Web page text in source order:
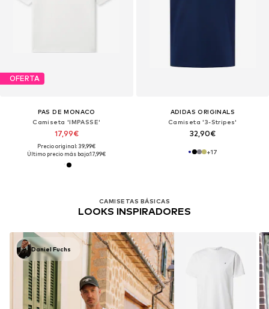
OFERTA
PAS DE MONACO
Camiseta 'IMPASSE'
17,99€
Precio original: 39,99€
Último precio más bajo:17,99€
CAMISETAS BÁSICAS
LOOKS INSPIRADORES
Daniel Fuchs
ADIDAS ORIGINALS
Camiseta '3-Stripes'
32,90€
+17